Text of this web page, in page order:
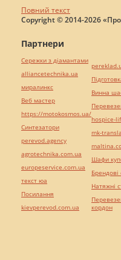
Повний текст
Copyright © 2014-2026
Партнери
Сережки з діамантами
alliancetechnika.ua
миралинкс
Веб мастер
https://motokosmos.ua/
Синтезатори
perevod.agency
agrotechnika.com.ua
europeservice.com.ua
текст юа
Посилання
kievperevod.com.ua
Винна
hospice-
mk-
Шафи
Брендові
Натяжні
кордон